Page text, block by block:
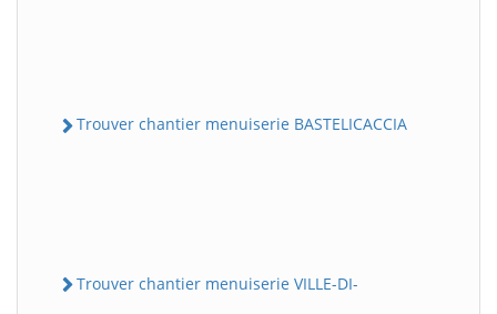
Trouver chantier menuiserie BASTELICACCIA
Trouver chantier menuiserie VILLE-DI-